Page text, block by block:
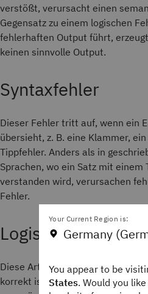
verstößt, verursacht einen
Gegensatz zu einem logischen
fehlerhaften Output führt,
keinen sinnvolle Output.
Syntaxfehler
Dieser Fehler tritt auf, wenn ein
übersieht, z. B. eine Klammer,
Tippfehler. Anders als in
Sprachen, wo ein Satz mit
verstanden wird, verursachen
Fehler.
Logische Fehler
Diese Art von Fehler enthält
korrekt ist, aber falsche
Your Current Region is:
Germany
You appear to be
States. Would you